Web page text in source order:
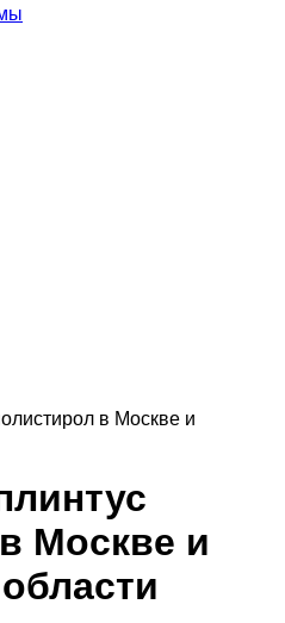
в Москве и
Москве и